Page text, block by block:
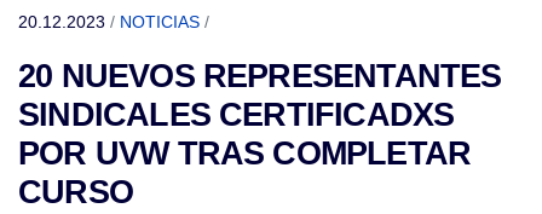
20.12.2023 / NOTICIAS /
20 NUEVOS REPRESENTANTES
SINDICALES CERTIFICADXS
POR UVW TRAS COMPLETAR
CURSO